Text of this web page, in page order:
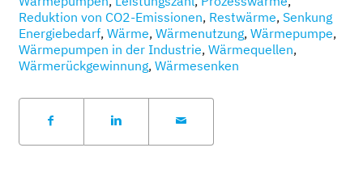
Reduktion von CO2-Emissionen, Restwärme,Senkung
Energiebedarf,Wärme,Wärmenutzung,Wärmepumpe,
Wärmepumpen in der Industrie,Wärmequellen,
Wärmerückgewinnung,Wärmesenken